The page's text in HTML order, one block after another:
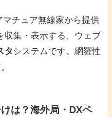
マチュア無線家から提供
収集・表示する、ウェブ
タ システムです。網羅性
は？海外局・DXペ